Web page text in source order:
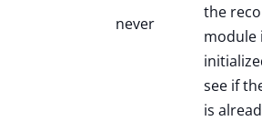
never
the
module
see if
is